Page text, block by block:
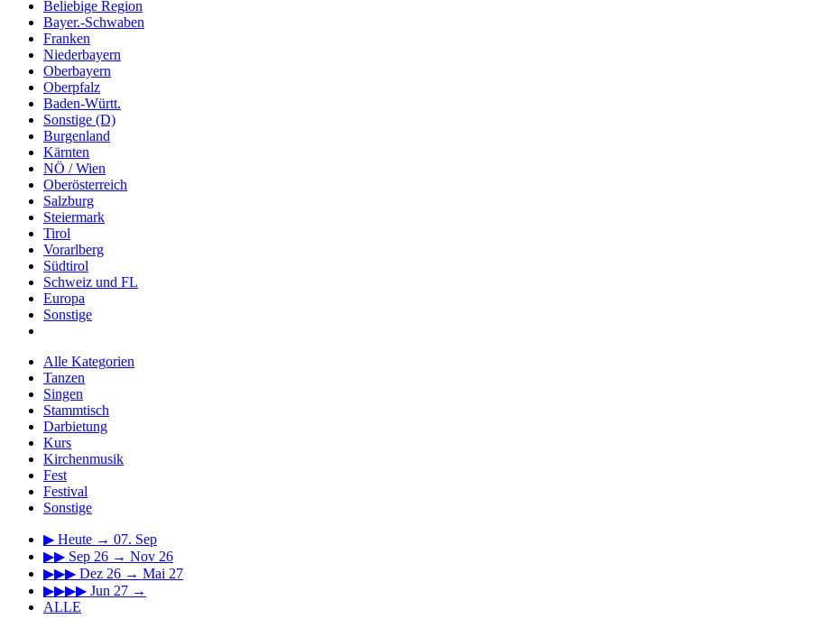
Beliebige Region
Bayer.-Schwaben
Franken
Niederbayern
Oberbayern
Oberpfalz
Baden-Württ.
Sonstige (D)
Burgenland
Kärnten
NÖ / Wien
Oberösterreich
Salzburg
Steiermark
Tirol
Vorarlberg
Südtirol
Schweiz und FL
Europa
Sonstige
Alle Kategorien
Tanzen
Singen
Stammtisch
Darbietung
Kurs
Kirchenmusik
Fest
Festival
Sonstige
▶ Heute → 07. Sep
▶▶ Sep 26 → Nov 26
▶▶▶ Dez 26 → Mai 27
▶▶▶▶ Jun 27 →
ALLE